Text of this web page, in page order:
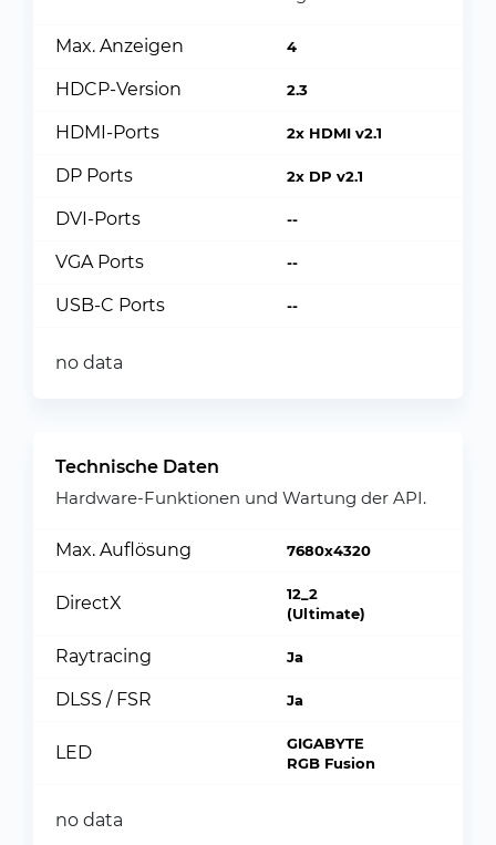
Max. Anzeigen 4
HDCP-Version 2.3
HDMI-Ports 2x HDMI v2.1
DP Ports 2x DP v2.1
DVI-Ports --
VGA Ports --
USB-C Ports --
no data
Technische Daten
Hardware-Funktionen und Wartung der API.
Max. Auflösung 7680x4320
DirectX
12_2
(Ultimate)
Raytracing Ja
DLSS / FSR Ja
LED
GIGABYTE
RGB Fusion
no data